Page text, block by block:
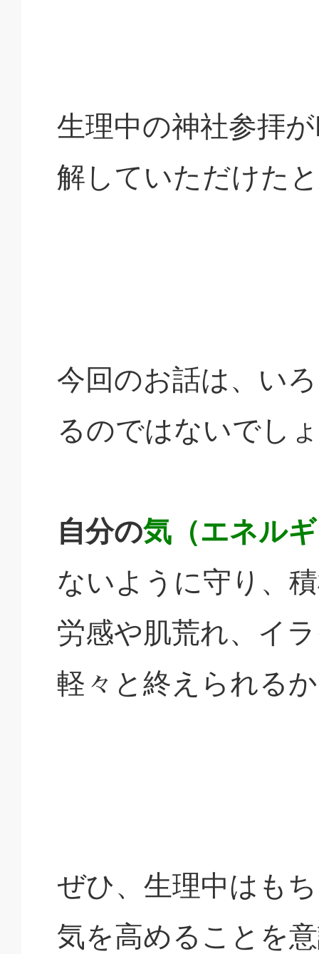
生理中の神社参拝
解していただけた
今回のお話は、い
るのではないでし
自分の気（エネル
ないように守り、
労感や肌荒れ、イ
軽々と終えられる
ぜひ、生理中はも
気を高めることを